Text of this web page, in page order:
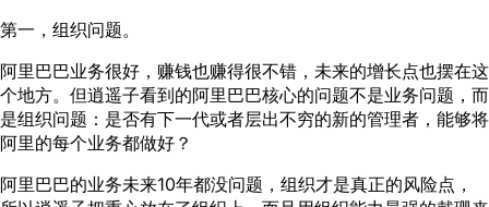
第一，组织问题。
阿里巴巴业务很好，赚钱也赚得很不错，未来的增长点也摆在这
个地方。但逍遥子看到的阿里巴巴核心的问题不是业务问题，而
是组织问题：是否有下一代或者层出不穷的新的管理者，能够将
阿里的每个业务都做好？
阿里巴巴的业务未来10年都没问题，组织才是真正的风险点，